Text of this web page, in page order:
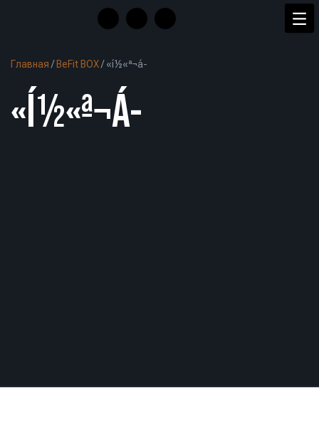
Главная / BeFit BOX/«í½«ª¬á-
«Í½«ª¬Á-